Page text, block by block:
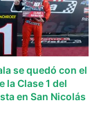
se quedó con el
la Clase 1 del
en San Nicolás